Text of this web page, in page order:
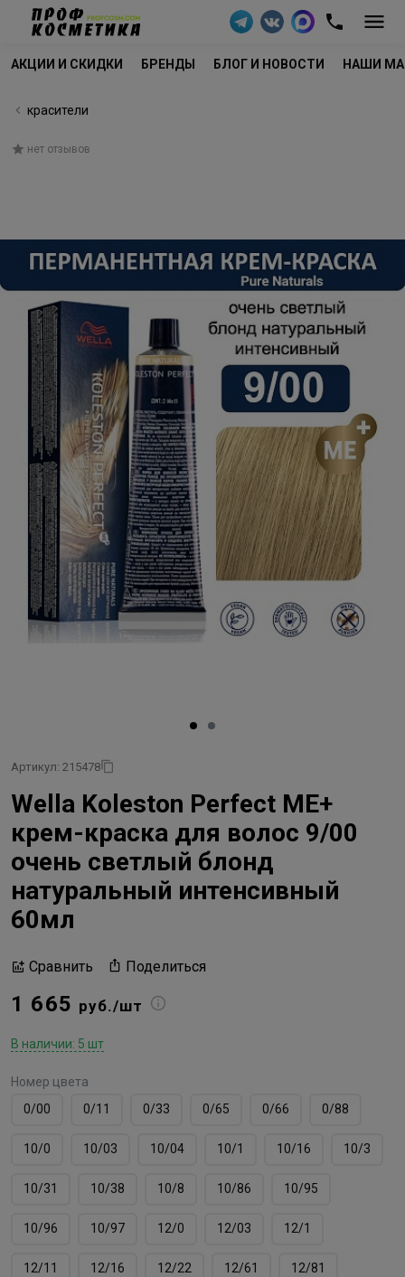
АКЦИИ И СКИДКИ БРЕНДЫ БЛОГ И НОВОСТИ НАШИ
красители
нет отзывов
Артикул: 215478
Wella Koleston Perfect ME+
крем-краска для волос 9/00
очень светлый блонд
натуральный интенсивный
60мл
Сравнить Поделиться
1 665 руб./шт
В наличии: 5 шт
Номер цвета
0/00
0/11 0/33 0/65 0/66 0/88
10/0 10/03 10/04 10/1 10/16 10/3
10/31 10/38 10/8 10/86 10/95
10/96 10/97 12/0 12/03 12/1
12/11 12/16 12/22 12/61 12/81